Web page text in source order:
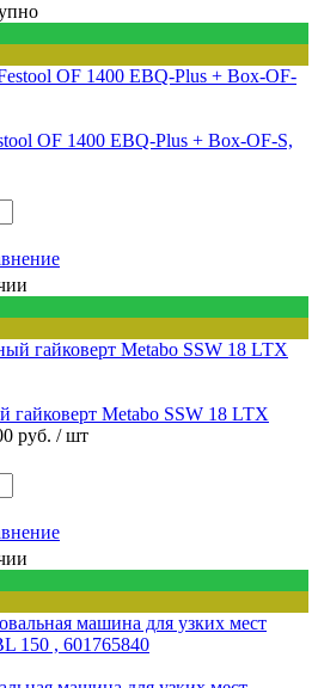
OF 1400 EBQ-Plus + Box-OF-S,
гайковерт Metabo SSW 18 LTX
руб. / шт